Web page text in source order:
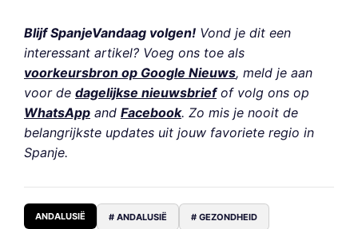
Blijf SpanjeVandaag volgen! Vond je dit een
interessant artikel? Voeg ons toe als
voorkeursbron op Google Nieuws, meld je aan
voor de dagelijkse nieuwsbriefof volg ons op
WhatsApp and Facebook. Zo mis je nooit de
belangrijkste updates uit jouw favoriete regio in
Spanje.
ANDALUSIË # ANDALUSIË # GEZONDHEID